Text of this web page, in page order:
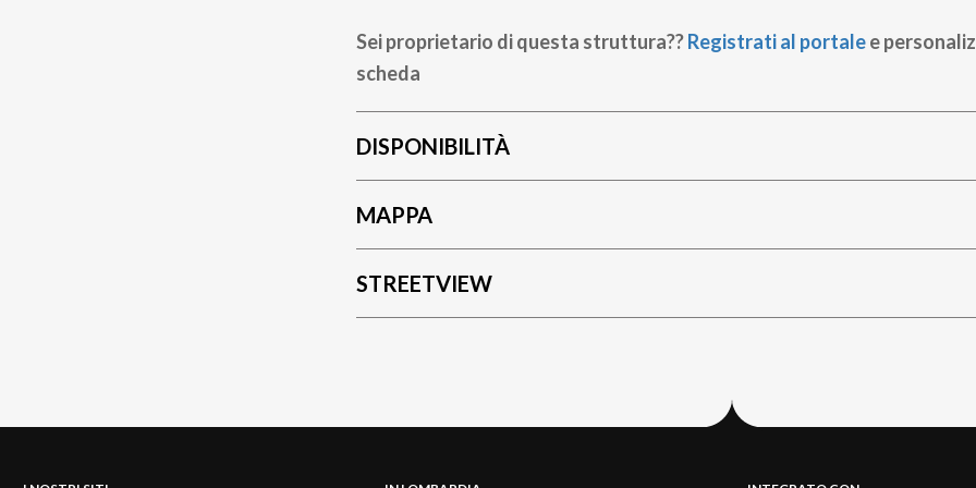
Sei proprietario di questa struttura??Registrati al portalee
scheda
DISPONIBILITÀ
MAPPA
STREETVIEW